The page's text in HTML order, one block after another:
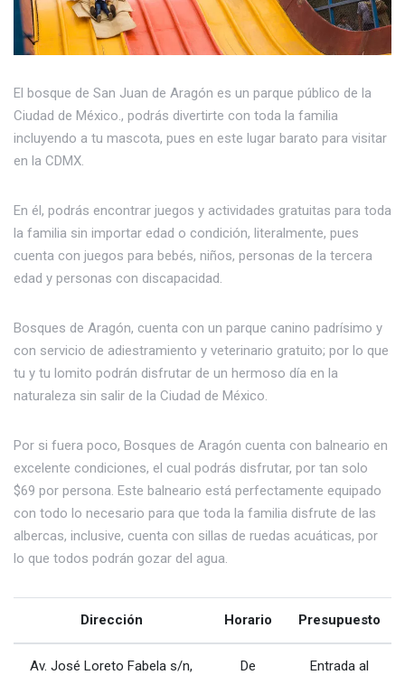
El bosque de San Juan de Aragón es un parque público de la
Ciudad de México., podrás divertirte con toda la familia
incluyendo a tu mascota, pues en este lugar barato para visitar
en la CDMX.
En él, podrás encontrar juegos y actividades gratuitas para toda
la familia sin importar edad o condición, literalmente, pues
cuenta con juegos para bebés, niños, personas de la tercera
edad y personas con discapacidad.
Bosques de Aragón, cuenta con un parque canino padrísimo y
con servicio de adiestramiento y veterinario gratuito; por lo que
tu y tu lomito podrán disfrutar de un hermoso día en la
naturaleza sin salir de la Ciudad de México.
Por si fuera poco, Bosques de Aragón cuenta con balneario en
excelente condiciones, el cual podrás disfrutar, por tan solo
$69 por persona. Este balneario está perfectamente equipado
con todo lo necesario para que toda la familia disfrute de las
albercas, inclusive, cuenta con sillas de ruedas acuáticas, por
lo que todos podrán gozar del agua.
Dirección Horario Presupuesto
Av. José Loreto Fabela s/n,
De
Entrada al